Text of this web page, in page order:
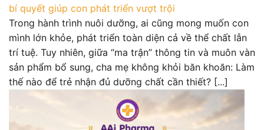
bí quyết giúp con phát triển vượt trội
Trong hành trình nuôi dưỡng, ai cũng mong muốn con
mình lớn khỏe, phát triển toàn diện cả về thể chất lẫn
trí tuệ. Tuy nhiên, giữa “ma trận” thông tin và muôn vàn
sản phẩm bổ sung, cha mẹ không khỏi băn khoăn: Làm
thế nào để trẻ nhận đủ dưỡng chất cần thiết? [...]